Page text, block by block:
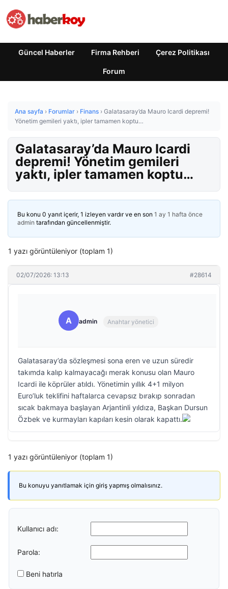
Güncel Haberler Firma Rehberi Çerez Politikası
Forum
Ana sayfa › Forumlar › Finans › Galatasaray’da Mauro Icardi depremi!
Yönetim gemileri yaktı, ipler tamamen koptu…
Galatasaray’da Mauro Icardi
depremi! Yönetim gemileri
yaktı, ipler tamamen koptu…
Bu konu 0 yanıt içerir, 1 izleyen vardır ve en son 1 ay 1 hafta önce
admin tarafından güncellenmiştir.
1 yazı görüntüleniyor (toplam 1)
02/07/2026: 13:13 #28614
A admin Anahtar yönetici
Galatasaray’da sözleşmesi sona eren ve uzun süredir
takımda kalıp kalmayacağı merak konusu olan Mauro
Icardi ile köprüler atıldı. Yönetimin yıllık 4+1 milyon
Euro’luk teklifini haftalarca cevapsız bırakıp sonradan
sıcak bakmaya başlayan Arjantinli yıldıza, Başkan Dursun
Özbek ve kurmayları kapıları kesin olarak kapattı.
1 yazı görüntüleniyor (toplam 1)
Bu konuyu yanıtlamak için giriş yapmış olmalısınız.
Kullanıcı adı:
Parola:
Beni hatırla